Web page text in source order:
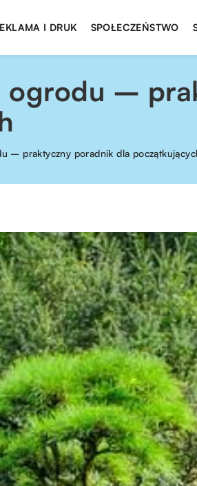
I DRUK SPOŁECZEŃSTWO
ogrodu –
– praktyczny poradnik dla